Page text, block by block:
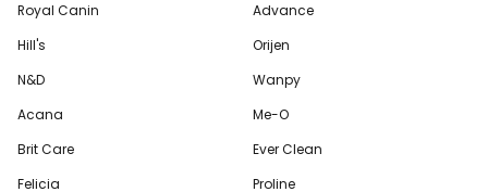
Royal Canin
Hill's
N&D
Acana
Brit Care
Felicia
Advance
Orijen
Wanpy
Me-O
Ever Clean
Proline